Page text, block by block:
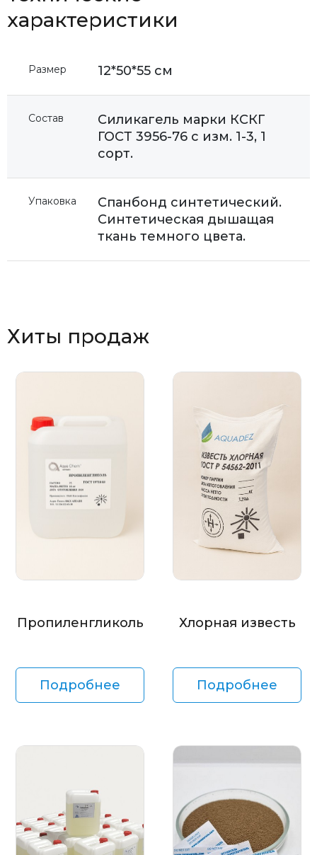
характеристики
Размер 12*50*55 см
Состав
Силикагель марки КСКГ
ГОСТ 3956-76 с изм. 1-3, 1
сорт.
Упаковка
Спанбонд синтетический.
Синтетическая дышащая
ткань темного цвета.
Хиты продаж
Пропиленгликоль
Подробнее
Хлорная известь
Подробнее